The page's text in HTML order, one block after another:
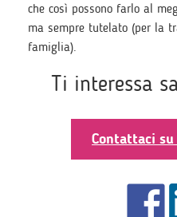
che così possono farlo al
ma sempre tutelato (per la
famiglia).
Ti interessa
Contattaci